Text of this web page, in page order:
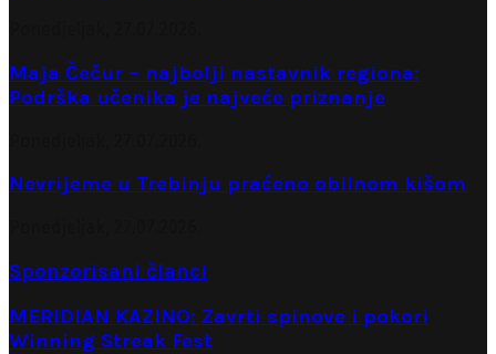
Maja Čečur – najbolji nastavnik regiona:
Podrška učenika je najveće priznanje
Nevrijeme u Trebinju praćeno obilnom kišom
Sponzorisani članci
MERIDIAN KAZINO: Zavrti spinove i pokori
Winning Streak Fest